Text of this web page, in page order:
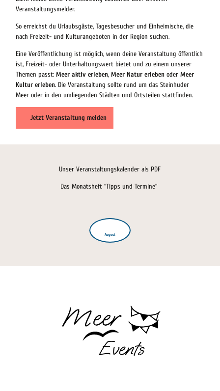
Veranstaltungsmelder.
So erreichst du Urlaubsgäste, Tagesbesucher und Einheimische, die
nach Freizeit- und Kulturangeboten in der Region suchen.
Eine Veröffentlichung ist möglich, wenn deine Veranstaltung öffentlich
ist, Freizeit- oder Unterhaltungswert bietet und zu einem unserer
Themen passt: Meer aktiv erleben, Meer Natur erleben oder Meer
Kultur erleben. Die Veranstaltung sollte rund um das Steinhuder
Meer oder in den umliegenden Städten und Ortsteilen stattfinden.
Jetzt Veranstaltung melden
Unser Veranstaltungskalender als PDF
Das Monatsheft “Tipps und Termine”
August